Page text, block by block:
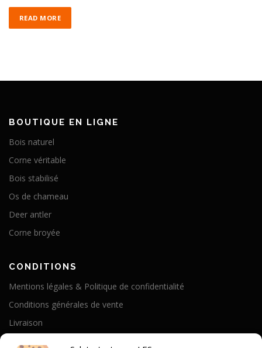
READ MORE
BOUTIQUE EN LIGNE
Bois naturel
Corne véritable
Bois stabilisé
Os de chameau
Deer antler
Corne broyée
CONDITIONS
Mentions légales & Politique de confidentialité
Conditions générales de vente
Livraison